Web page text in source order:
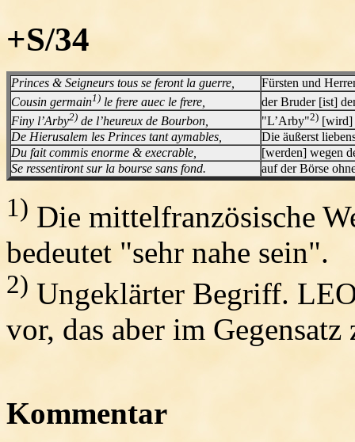
+S/34
Princes & Seigneurs tous se feront la guerre,
Fürsten und
Cousin germain1) le frere auec le frere,
der Bruder [ist]
Finy l’Arby2) de l’heureux de Bourbon, "L’Arby"2) [wird]
De Hierusalem les Princes tant aymables,
Die äußerst
Du fait commis enorme & execrable,
[werden] wegen
Se ressentiront sur la bourse sans fond.
auf der Börse
1) Die mittelfranzösische
bedeutet "sehr nahe sein".
2) Ungeklärter Begriff.
vor, das aber im
Kommentar